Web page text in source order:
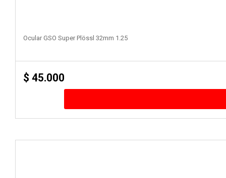
Ocular GSO Super Plössl 32mm 1.25
$ 45.000